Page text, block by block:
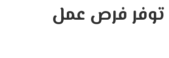
توفر فرص عمل